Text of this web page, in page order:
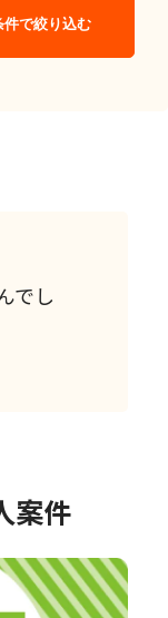
件で絞り込む
でし
案件